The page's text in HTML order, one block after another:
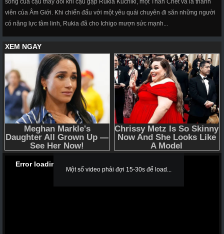
sống của cậu thay đổi khi cậu gặp Rukia Kuchiki, một Thần Chết và là thành
viên của Âm Giới. Khi chiến đấu với một yêu quái chuyên đi săn những người
có năng lực tâm linh, Rukia đã cho Ichigo mượn sức mạnh...
Một số video phải đợi 15-30s để load...
Error loading media: File could not be played